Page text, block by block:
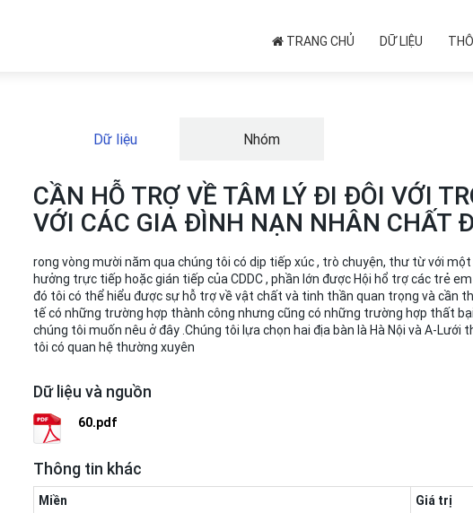
TRANG CHỦ DỮ LIỆU
Dữ liệu Nhóm
CẦN HỖ TRỢ VỀ TÂM LÝ ĐI ĐÔI VỚI
VỚI CÁC GIA ĐÌNH NẠN NHÂN CHẤT
rong vòng mười năm qua chúng tôi có dịp tiếp xúc , trò chuyện, thư từ với
hưởng trực tiếp hoặc gián tiếp của CDDC , phần lớn được Hội hổ trợ các trẻ
đó tôi có thể hiểu được sự hỗ trợ về vật chất và tinh thần quan trọng và cần
tế có những trường hợp thành công nhưng cũng có những trường hợp thất
chúng tôi muốn nêu ở đây .Chúng tôi lựa chọn hai địa bàn là Hà Nội và A-
tôi có quan hệ thường xuyên
Dữ liệu và nguồn
60.pdf
Thông tin khác
Miền
Giá trị